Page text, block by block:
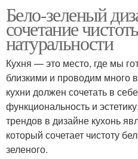
Бело-зеленый
сочетание
натуральности
Кухня — это место, где мы
близкими и проводим много
кухни должен сочетать в
функциональность и
трендов в дизайне кухонь
который сочетает чистоту
зеленого.